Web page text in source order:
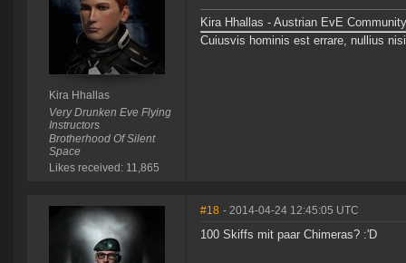
Kira Hhallas
Very Drunken Eve Flying
Instructors
Brotherhood Of Silent
Space
Likes received: 11,865
Kira Hhallas - Austrian EvE
Cuiusvis hominis est errare, nullius
#18 - 2014-04-24 12:45:05 UTC
100 Skiffs mit paar Chimeras? :'D